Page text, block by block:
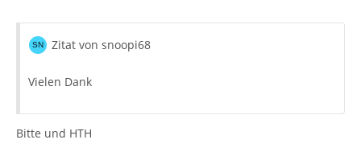
Zitat von snoopi68
Vielen Dank
Bitte und HTH